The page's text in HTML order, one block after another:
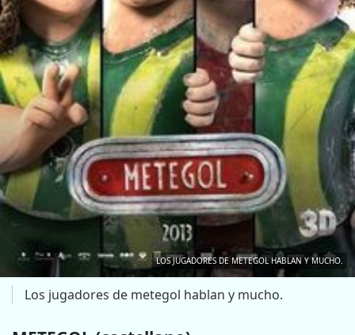
LOS JUGADORES DE METEGOL HABLAN Y MUCHO.
Los jugadores de metegol hablan y mucho.